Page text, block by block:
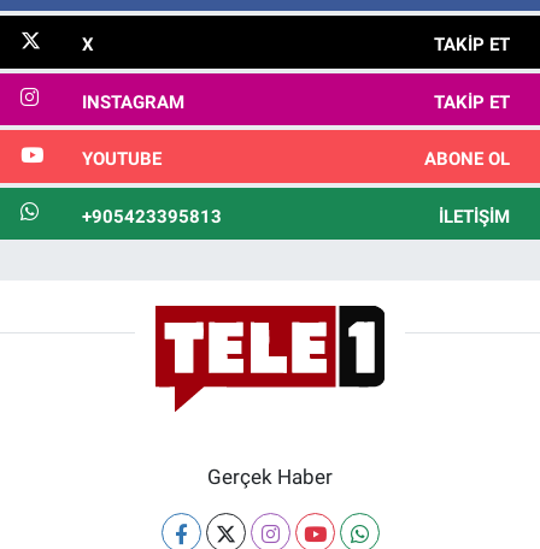
X TAKIP ET
INSTAGRAM TAKIP ET
YOUTUBE ABONE OL
+905423395813 İLETIŞIM
Gerçek Haber